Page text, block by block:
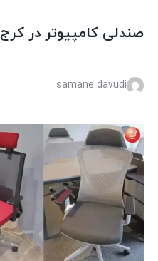
صندلی کامپیوتر در کرج
samane davudi